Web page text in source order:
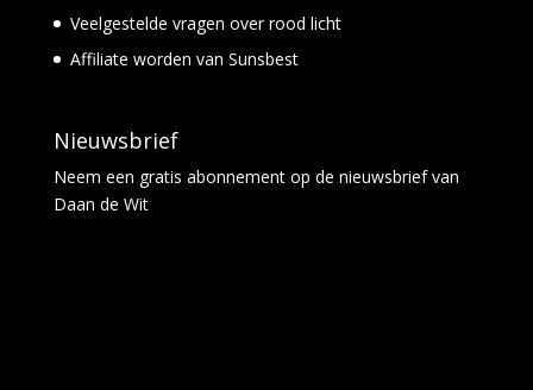
Veelgestelde vragen over rood licht
Affiliate worden van Sunsbest
Nieuwsbrief
Neem een gratis abonnementop de nieuwsbrief van
Daan de Wit